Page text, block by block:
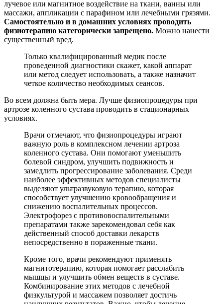
лучевое или магнитное воздействие на ткани, ванны или
массажи, аппликации с парафином или лечебными грязями.
Самостоятельно и в домашних условиях проводить
физиотерапию категорически запрещено. Можно нанести
существенный вред.
Только квалифицированный медик после
проведенной диагностики скажет, какой аппарат
или метод следует использовать, а также назначит
четкое количество необходимых сеансов.
Во всем должна быть мера. Лучше физиопроцедуры при
артрозе коленного сустава проводить в стационарных
условиях.
Врачи отмечают, что физиопроцедуры играют
важную роль в комплексном лечении артроза
коленного сустава. Они помогают уменьшить
болевой синдром, улучшить подвижность и
замедлить прогрессирование заболевания. Среди
наиболее эффективных методов специалисты
выделяют ультразвуковую терапию, которая
способствует улучшению кровообращения и
снижению воспалительных процессов.
Электрофорез с противовоспалительными
препаратами также зарекомендовал себя как
действенный способ доставки лекарств
непосредственно в пораженные ткани.
Кроме того, врачи рекомендуют применять
магнитотерапию, которая помогает расслабить
мышцы и улучшить обмен веществ в суставе.
Комбинирование этих методов с лечебной
физкультурой и массажем позволяет достичь